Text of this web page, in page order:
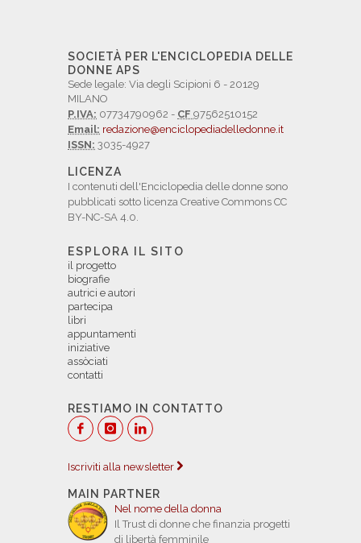
SOCIETÀ PER L'ENCICLOPEDIA DELLE
DONNE APS
Sede legale: Via degli Scipioni 6 - 20129
MILANO
P.IVA: 07734790962 - CF 97562510152
Email: redazione@enciclopediadelledonne.it
ISSN: 3035-4927
LICENZA
I contenuti dell'Enciclopedia delle donne sono
pubblicati sotto licenza Creative Commons CC
BY-NC-SA 4.0.
ESPLORA IL SITO
il progetto
biografie
autrici e autori
partecipa
libri
appuntamenti
iniziative
assòciati
contatti
RESTIAMO IN CONTATTO
Iscriviti alla newsletter
MAIN PARTNER
Nel nome della donna
Il Trust di donne che finanzia progetti
di libertà femminile